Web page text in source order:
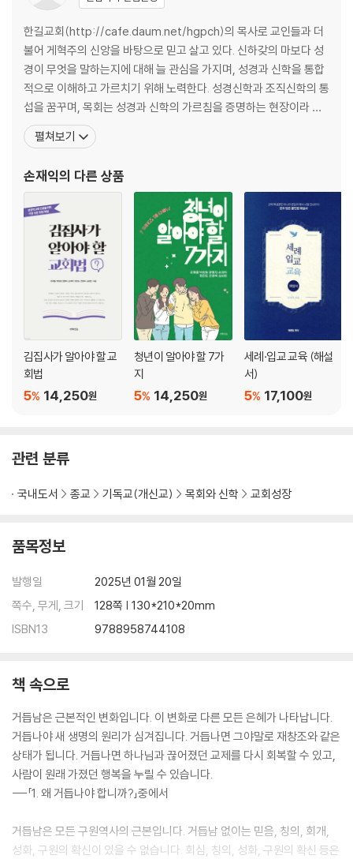
한길교회(http://cafe.daum.net/hgpch)의 목사로 교인들과 더
불어 게혁주의 신앙을 바탕으로 믿고 살고 있다. 신하갖의 마보다 성
경이 무엇을 말하는지에 대해 늘 관심을 가지며, 성경과 신학을 통합
적으로 이해하고 가르치기 위해 노력한다. 성경신학과 조직신학의 통
섭을 꿈꾸며, 목회는 성경과 신학의 가르침을 증명하는 현장이라 믿
는다. 그리스도인들이 꼭 알아야 할 가르침을 쉬우면서도 분명하게
제시하는 것을 사명으로 여긴다. 부산대학교에서 사회학과 사회복지
펼쳐보기
손재익의 다른 상품
김집사가 알아야 할 교
회법
14,250원
5%
청년이 알아야 할 7가
지
14,250원
5%
세례·입교 교육 (해설
서)
17,100원
5%
관련 분류
국내도서 종교 기독교(개신교) 목회와 신학 교회성장
품목정보
발행일
2025년 01월 20일
쪽수, 무게, 크기
128쪽 | 130*210*20mm
ISBN13
9788958744108
책 속으로
거듭남은 근본적인 변화입니다. 이 변화로 다른 모든 은혜가 나타납니다.
거듭나야 새 생명의 원리가 심겨집니다. 거듭나면 그야말로 재창조와 같은
상태가 됩니다. 거듭나면 하나님과 끊어졌던 교제를 다시 회복할 수 있고,
사람이 원래 가졌던 행복을 누릴 수 있습니다.
---「1. 왜 거듭나야 합니까?」중에서
거듭남은 모든 구원역사의 근본입니다. 거듭남 없이는 믿음, 칭의, 회개,
성화, 구원의 확신이 있을 수 없습니다. 회심, 칭의, 성화, 구원의 확신 등은